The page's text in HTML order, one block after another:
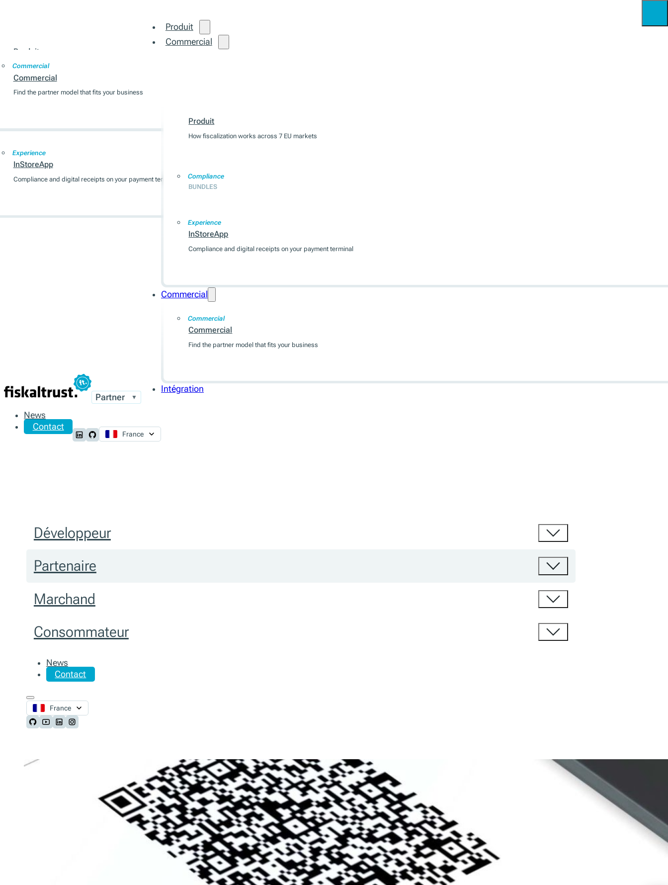
Partner ▼
Produit
Produit
How fiscalization works across 7 EU markets
Experience
InStoreApp
Compliance and digital receipts on your payment terminal
Commercial
Commercial
Commercial
Find the partner model that fits your business
Produit
How fiscalization works across 7 EU markets
Compliance
BUNDLES
Experience
InStoreApp
Compliance and digital receipts on your payment terminal
Commercial
Commercial
Commercial
Find the partner model that fits your business
Intégration
News
Contact
Follow us on LinkedIn
Follow us on Github
France
Développeur
Partenaire
Marchand
Consommateur
News
Contact
France
Follow us on Github
Follow us on Youtube
Follow us on LinkedIn
Follow us on Instagram